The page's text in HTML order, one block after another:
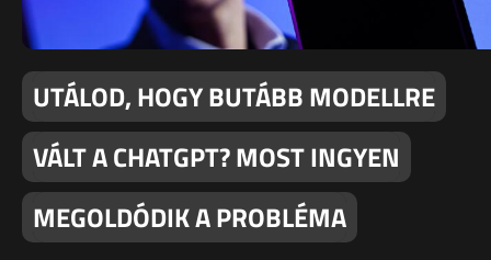
UTÁLOD, HOGY BUTÁBB MODELLRE
VÁLT A CHATGPT? MOST INGYEN
MEGOLDÓDIK A PROBLÉMA